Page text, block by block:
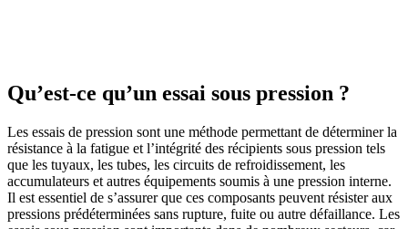
Qu’est-ce qu’un essai sous pression ?
Les essais de pression sont une méthode permettant de déterminer la
résistance à la fatigue et l’intégrité des récipients sous pression tels
que les tuyaux, les tubes, les circuits de refroidissement, les
accumulateurs et autres équipements soumis à une pression interne.
Il est essentiel de s’assurer que ces composants peuvent résister aux
pressions prédéterminées sans rupture, fuite ou autre défaillance. Les